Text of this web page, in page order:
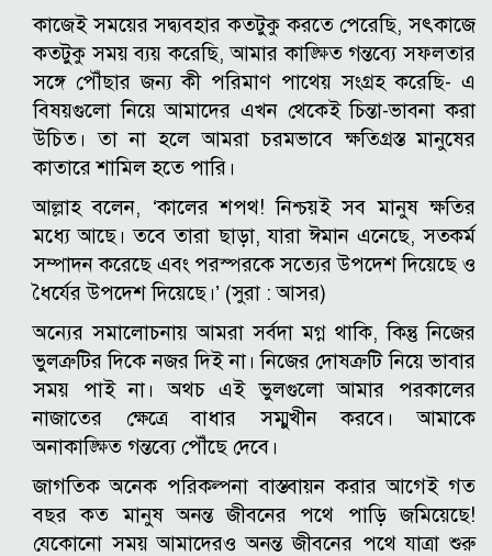
কাজেই সময়ের সদ্ব্যবহার কতটুকু করতে পেরেছি, সৎকাজে
কতটুকু সময় ব্যয় করেছি, আমার কাঙ্ক্ষিত গন্তব্যে সফলতার
সঙ্গে পৌঁছার জন্য কী পরিমাণ পাথেয় সংগ্রহ করেছি- এ
বিষয়গুলো নিয়ে আমাদের এখন থেকেই চিন্তা-ভাবনা করা
উচিত। তা না হলে আমরা চরমভাবে ক্ষতিগ্রস্ত মানুষের
কাতারে শামিল হতে পারি।
আল্লাহ বলেন, ‘কালের শপথ! নিশ্চয়ই সব মানুষ ক্ষতির
মধ্যে আছে। তবে তারা ছাড়া, যারা ঈমান এনেছে, সত্কর্ম
সম্পাদন করেছে এবং পরস্পরকে সত্যের উপদেশ দিয়েছে ও
ধৈর্যের উপদেশ দিয়েছে।’ (সুরা : আসর)
অন্যের সমালোচনায় আমরা সর্বদা মগ্ন থাকি, কিন্তু নিজের
ভুলত্রুটির দিকে নজর দিই না। নিজের দোষত্রুটি নিয়ে ভাবার
সময় পাই না। অথচ এই ভুলগুলো আমার পরকালের
নাজাতের ক্ষেত্রে বাধার সম্মুখীন করবে। আমাকে
অনাকাঙ্ক্ষিত গন্তব্যে পৌঁছে দেবে।
জাগতিক অনেক পরিকল্পনা বাস্তবায়ন করার আগেই গত
বছর কত মানুষ অনন্ত জীবনের পথে পাড়ি জমিয়েছে!
যেকোনো সময় আমাদেরও অনন্ত জীবনের পথে যাত্রা শুরু